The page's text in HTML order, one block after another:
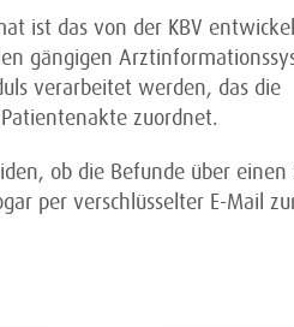
ist das von der KBV
gängigen
verarbeitet werden, das die
zuordnet.
ob die Befunde über einen
per verschlüsselter E-Mail